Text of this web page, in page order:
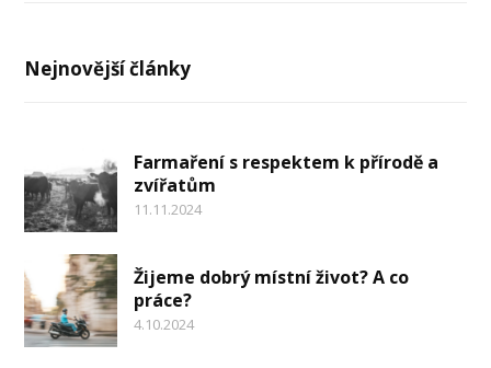
Nejnovější články
Farmaření s respektem k přírodě a
zvířatům
11.11.2024
Žijeme dobrý místní život? A co
práce?
4.10.2024